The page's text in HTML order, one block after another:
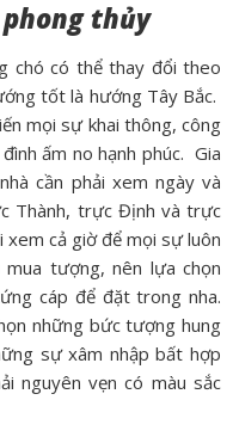
thủy
chó có thể thay đổi theo
tốt là hướng Tây Bắc.
mọi sự khai thông, công
ấm no hạnh phúc. Gia
cần phải xem ngày và
Thành, trực Định và trực
xem cả giờ để mọi sự luôn
mua tượng, nên lựa chọn
cáp để đặt trong nha.
những bức tượng hung
sự xâm nhập bất hợp
nguyên vẹn có màu sắc